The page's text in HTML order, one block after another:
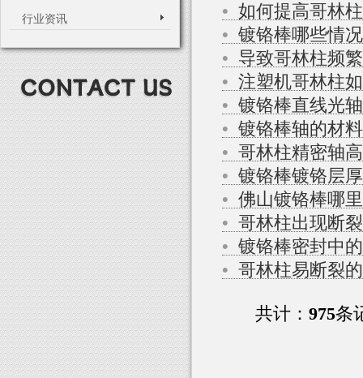
行业资讯
• 如何提高哥林
• 镀铬棒哪些情
• 导致哥林柱频
• 注塑机哥林柱
• 镀铬棒直线光
• 镀铬棒轴的材
• 哥林柱精密轴
• 镀铬棒镀铬层
• 佛山镀铬棒哪
• 哥林柱出现断
• 镀铬棒密封中
• 哥林柱易断裂
共计： 975条